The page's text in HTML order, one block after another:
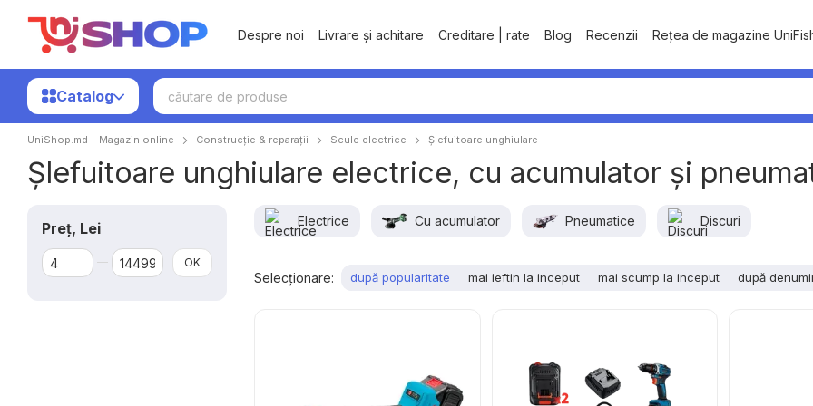
Mergi la conținutul principal
Despre noi
Livrare și achitare Creditare | rate Blog Recenzii Rețea de magazine
Catalog
UniShop.md – Magazin online Construcție & reparații Scule electrice Șlefuitoare unghiulare
Șlefuitoare unghiulare electrice, cu acumulator și
Electrice Cu acumulator Pneumatice Discuri
Selecționare: după popularitate mai ieftin la inceput mai scump la inceput după
Preț, Lei
De la Preț, Lei
Până la Preț, Lei OK